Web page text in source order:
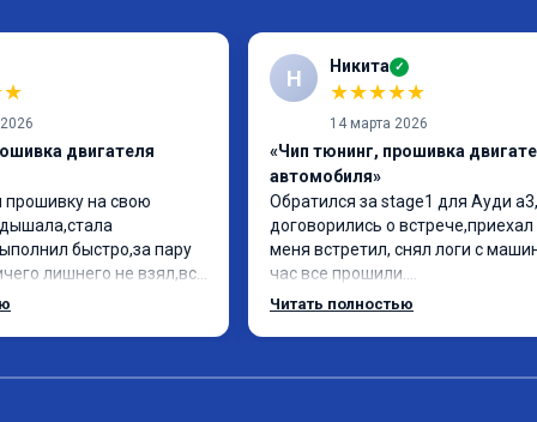
★
двигателя
на свою
быстро,за пару
лишнего не взял,всё
заранее.После
Н Никита ✓
★★★★★
14 марта 2026
«Чип тюнинг, прошивка
автомобиля»
Обратился за stage1 для Ауди а3,
договорились о
меня встретил, снял логи с
час все прошили.
Арман спасибо тебе огромное,
Читать полностью